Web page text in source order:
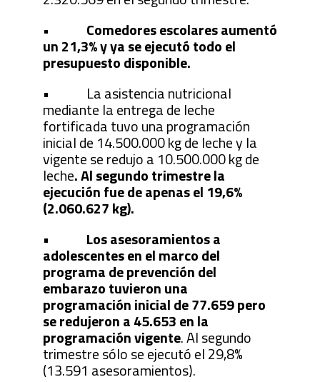
• Comedores escolares aumentó
un 21,3% y ya se ejecutó todo el
presupuesto disponible.
• La asistencia nutricional
mediante la entrega de leche
fortificada tuvo una programación
inicial de 14.500.000 kg de leche y la
vigente se redujo a 10.500.000 kg de
leche. Al segundo trimestre la
ejecución fue de apenas el 19,6%
(2.060.627 kg).
• Los asesoramientos a
adolescentes en el marco del
programa de prevención del
embarazo tuvieron una
programación inicial de 77.659 pero
se redujeron a 45.653 en la
programación vigente. Al segundo
trimestre sólo se ejecutó el 29,8%
(13.591 asesoramientos).